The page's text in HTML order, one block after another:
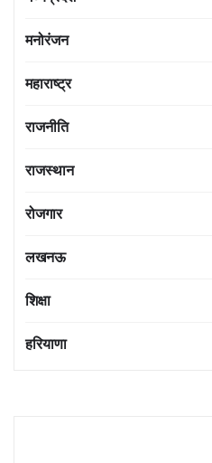
मनोरंजन
महाराष्ट्र
राजनीति
राजस्थान
रोजगार
लखनऊ
शिक्षा
हरियाणा